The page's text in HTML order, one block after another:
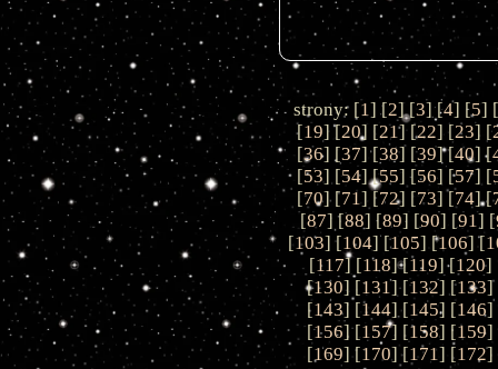
strony: [1] [2] [3] [4] [5] [
[19] [20] [21] [22] [23] [
[36] [37] [38] [39] [40] [
[53] [54] [55] [56] [57] [
[70] [71] [72] [73] [74] [
[87] [88] [89] [90] [91] [
[103] [104] [105] [106] [
[117] [118] [119] [120]
[130] [131] [132] [133]
[143] [144] [145] [146]
[156] [157] [158] [159]
[169] [170] [171] [172]